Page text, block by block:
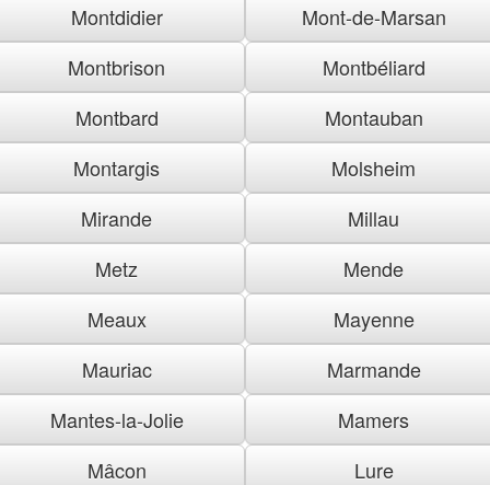
Montdidier
Mont-de-Marsan
Montbrison
Montbéliard
Montbard
Montauban
Montargis
Molsheim
Mirande
Millau
Metz
Mende
Meaux
Mayenne
Mauriac
Marmande
Mantes-la-Jolie
Mamers
Mâcon
Lure